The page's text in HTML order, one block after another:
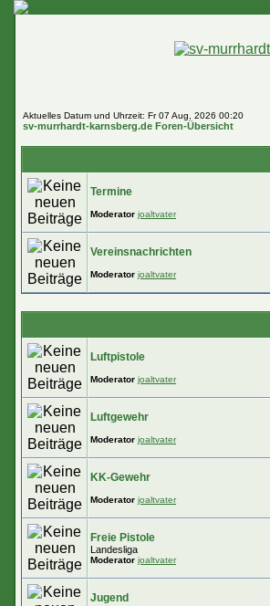
Aktuelles Datum und Uhrzeit: Fr 07 Aug, 2026 00:20
sv-murrhardt-karnsberg.de Foren-Übersicht
Termine
Moderator joaltvater
Vereinsnachrichten
Moderator joaltvater
Luftpistole
Moderator joaltvater
Luftgewehr
Moderator joaltvater
KK-Gewehr
Moderator joaltvater
Freie Pistole
Landesliga
Moderator joaltvater
Jugend